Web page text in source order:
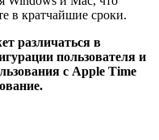
в кратчайшие сроки.
различаться в
пользователя и
с Apple Time